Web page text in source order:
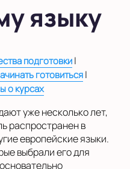
карте
языку
подготовки|
готовиться|
о курсах
уже несколько лет,
распространен в
европейские языки.
выбрали его для